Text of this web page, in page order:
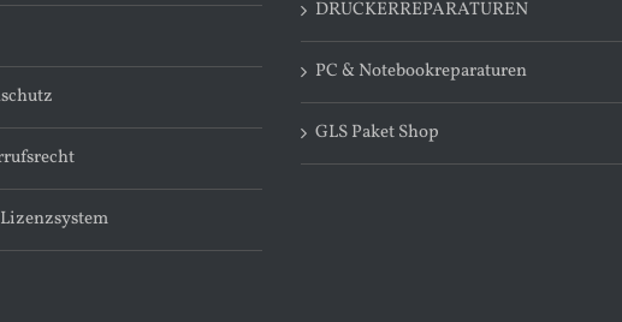
DRUCKERREPARATUREN
PC & Notebookreparaturen
GLS Paket Shop